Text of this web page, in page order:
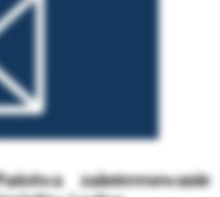
zainteresowanie